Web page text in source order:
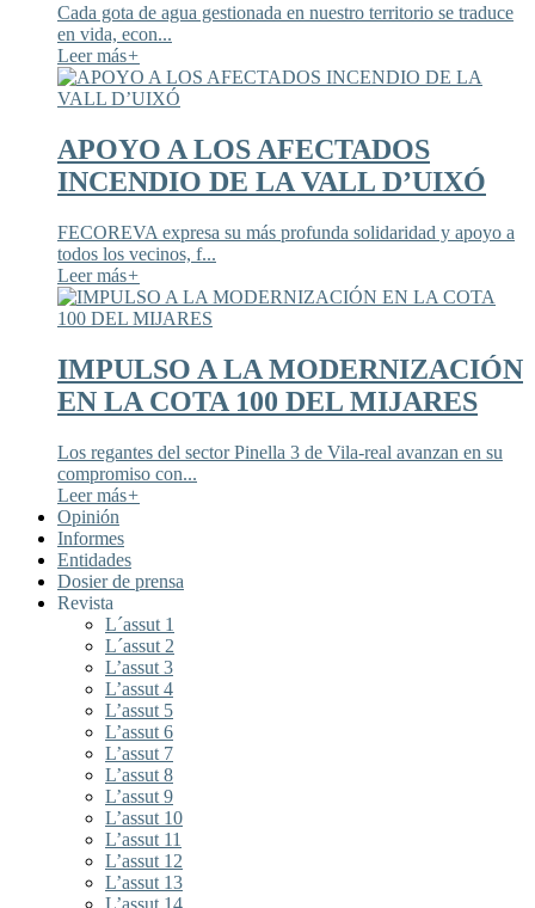
Cada gota de agua gestionada en nuestro territorio se traduce
en vida, econ...
Leer más+
APOYO A LOS AFECTADOS
INCENDIO DE LA VALL D’UIXÓ
FECOREVA expresa su más profunda solidaridad y apoyo a
todos los vecinos, f...
Leer más+
IMPULSO A LA MODERNIZACIÓN
EN LA COTA 100 DEL MIJARES
Los regantes del sector Pinella 3 de Vila-real avanzan en su
compromiso con...
Leer más+
Opinión
Informes
Entidades
Dosier de prensa
Revista
L´assut 1
L´assut 2
L’assut 3
L’assut 4
L’assut 5
L’assut 6
L’assut 7
L’assut 8
L’assut 9
L’assut 10
L’assut 11
L’assut 12
L’assut 13
L’assut 14